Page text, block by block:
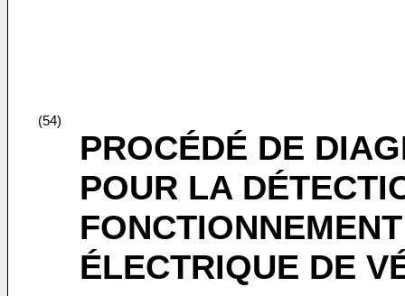
(54)
PROCÉDÉ DE
POUR LA
ÉLECTRIQUE DE